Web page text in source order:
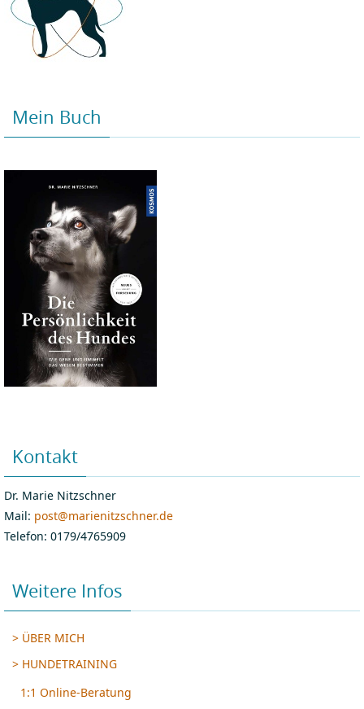
Mein Buch
Kontakt
Dr. Marie Nitzschner
Mail: post@marienitzschner.de
Telefon: 0179/4765909
Weitere Infos
> ÜBER MICH
> HUNDETRAINING
1:1 Online-Beratung